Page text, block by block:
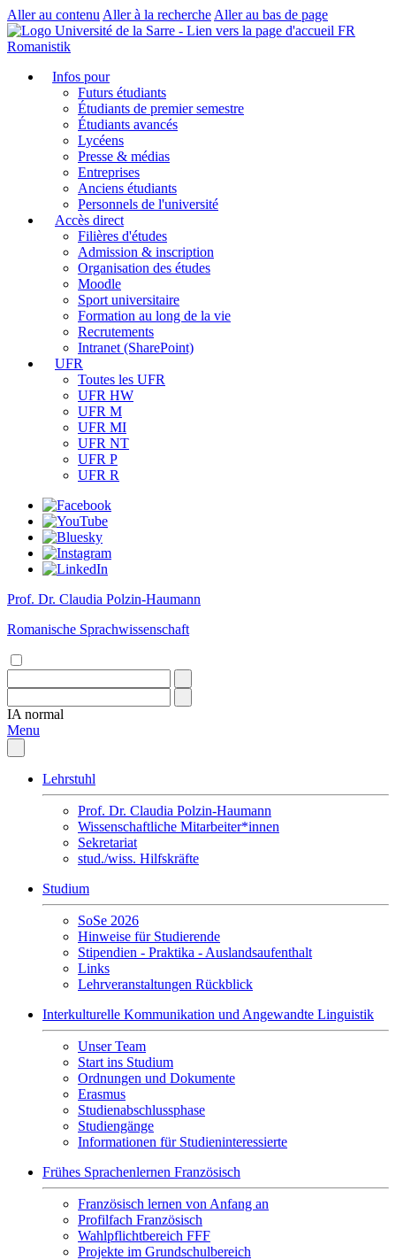
Aller au contenu Aller à la recherche Aller au bas de page
FR
Romanistik
Infos pour
Futurs étudiants
Étudiants de premier semestre
Étudiants avancés
Lycéens
Presse & médias
Entreprises
Anciens étudiants
Personnels de l'université
Accès direct
Filières d'études
Admission & inscription
Organisation des études
Moodle
Sport universitaire
Formation au long de la vie
Recrutements
Intranet (SharePoint)
UFR
Toutes les UFR
UFR HW
UFR M
UFR MI
UFR NT
UFR P
UFR R
Prof. Dr. Claudia Polzin-Haumann
Romanische Sprachwissenschaft
IA normal
Menu
Lehrstuhl
Prof. Dr. Claudia Polzin-Haumann
Wissenschaftliche Mitarbeiter*innen
Sekretariat
stud./wiss. Hilfskräfte
Studium
SoSe 2026
Hinweise für Studierende
Stipendien - Praktika - Auslandsaufenthalt
Links
Lehrveranstaltungen Rückblick
Interkulturelle Kommunikation und Angewandte Linguistik
Unser Team
Start ins Studium
Ordnungen und Dokumente
Erasmus
Studienabschlussphase
Studiengänge
Informationen für Studieninteressierte
Frühes Sprachenlernen Französisch
Französisch lernen von Anfang an
Profilfach Französisch
Wahlpflichtbereich FFF
Projekte im Grundschulbereich